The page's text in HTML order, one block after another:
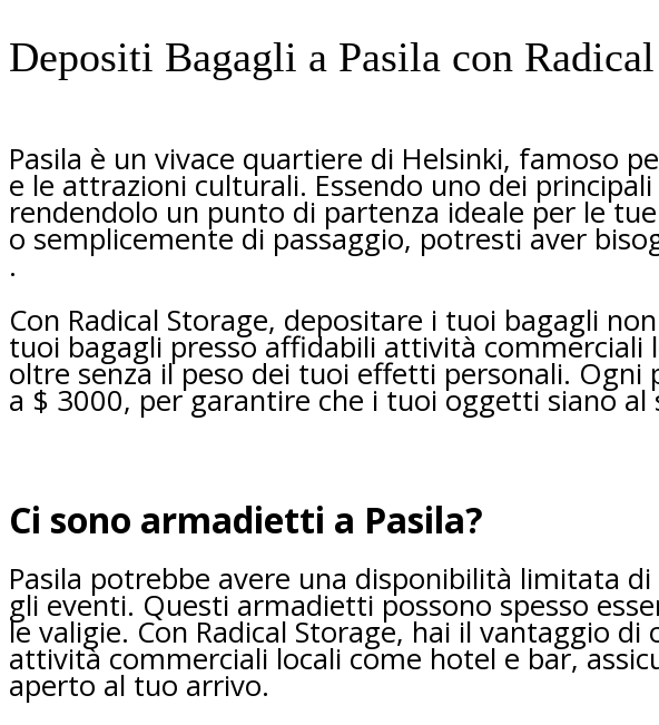
Depositi Bagagli a Pasila con
Pasila è un vivace quartiere di Helsinki, famoso
e le attrazioni culturali. Essendo uno dei
rendendolo un punto di partenza ideale per le
o semplicemente di passaggio, potresti aver
.
Con Radical Storage, depositare i tuoi bagagli
tuoi bagagli presso affidabili attività commerciali
oltre senza il peso dei tuoi effetti personali. Ogni
a $ 3000, per garantire che i tuoi oggetti siano
Ci sono armadietti a Pasila?
Pasila potrebbe avere una disponibilità limitata
gli eventi. Questi armadietti possono spesso
le valigie. Con Radical Storage, hai il vantaggio
attività commerciali locali come hotel e bar,
aperto al tuo arrivo.